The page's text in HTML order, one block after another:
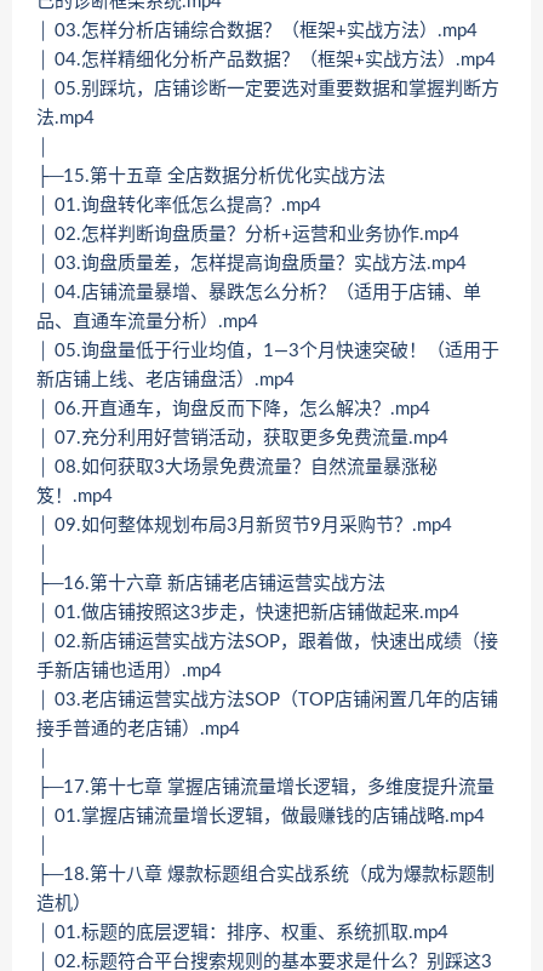
│ 03.怎样分析店铺综合数据？（框架+实战方法）.mp4
│ 04.怎样精细化分析产品数据？（框架+实战方法）.mp4
│ 05.别踩坑，店铺诊断一定要选对重要数据和掌握判断方
法.mp4
├─15.第十五章 全店数据分析优化实战方法
│ 01.询盘转化率低怎么提高？.mp4
│ 02.怎样判断询盘质量？分析+运营和业务协作.mp4
│ 03.询盘质量差，怎样提高询盘质量？实战方法.mp4
│ 04.店铺流量暴增、暴跌怎么分析？（适用于店铺、单
品、直通车流量分析）.mp4
│ 05.询盘量低于行业均值，1—3个月快速突破！（适用于
新店铺上线、老店铺盘活）.mp4
│ 06.开直通车，询盘反而下降，怎么解决？.mp4
│ 07.充分利用好营销活动，获取更多免费流量.mp4
│ 08.如何获取3大场景免费流量？自然流量暴涨秘
笈！.mp4
│ 09.如何整体规划布局3月新贸节9月采购节？.mp4
├─16.第十六章 新店铺老店铺运营实战方法
│ 01.做店铺按照这3步走，快速把新店铺做起来.mp4
│ 02.新店铺运营实战方法SOP，跟着做，快速出成绩（接
手新店铺也适用）.mp4
│ 03.老店铺运营实战方法SOP（TOP店铺闲置几年的店铺
接手普通的老店铺）.mp4
├─17.第十七章 掌握店铺流量增长逻辑，多维度提升流量
│ 01.掌握店铺流量增长逻辑，做最赚钱的店铺战略.mp4
├─18.第十八章 爆款标题组合实战系统（成为爆款标题制
造机）
│ 01.标题的底层逻辑：排序、权重、系统抓取.mp4
│ 02.标题符合平台搜索规则的基本要求是什么？别踩这3